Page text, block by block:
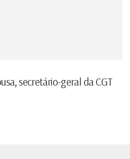
secretário-geral da CGT